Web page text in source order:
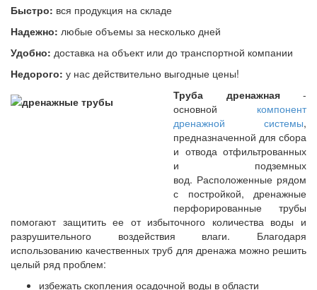
Быстро: вся продукция на складе
Надежно: любые объемы за несколько дней
Удобно: доставка на объект или до транспортной компании
Недорого: у нас действительно выгодные цены!
Труба дренажная-
основной компонент
дренажной системы,
предназначенной для сбора
и отвода отфильтрованных
и подземных
вод. Расположенные рядом
с постройкой, дренажные
перфорированные трубы
помогают защитить ее от избыточного количества воды и
разрушительного воздействия влаги. Благодаря
использованию качественных труб для дренажа можно решить
целый ряд проблем:
избежать скопления осадочной воды в области